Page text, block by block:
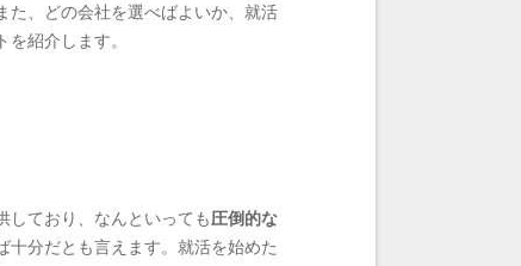
た、どの会社を選べばよいか、就活
紹介します。
しており、なんといっても圧倒的な
分だとも言えます。就活を始めた